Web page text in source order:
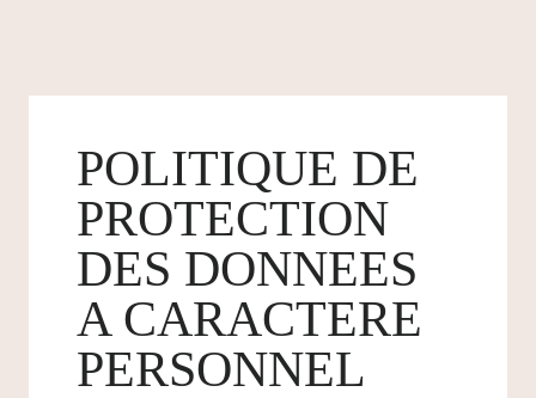
POLITIQUE DE
PROTECTION
DES DONNEES
A CARACTERE
PERSONNEL